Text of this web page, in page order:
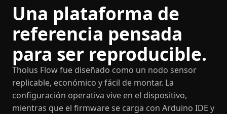
Una plataforma de
referencia pensada
para ser reproducible.
Tholus Flow fue diseñado como un nodo sensor
replicable, económico y fácil de montar. La
configuración operativa vive en el dispositivo,
mientras que el firmware se carga con Arduino IDE y